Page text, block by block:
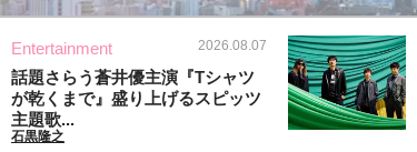
Entertainment 2026.08.07
話題さらう蒼井優主演『Tシャツ
が乾くまで』盛り上げるスピッツ
主題歌...
石黒隆之